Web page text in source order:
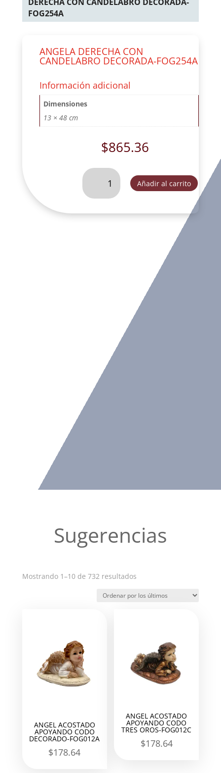
FOG254A
ANGELA DERECHA CON
CANDELABRO DECORADA-FOG254A
Información adicional
Dimensiones
13 × 48 cm
$865.36
ANGELA
DERECHA
CON
DECORADA-
Añadir al carrito
Sugerencias
Mostrando 1–10 de 732 resultadosOrdenado
los
ANGEL ACOSTADO
APOYANDO CODO
DECORADO-FOG012A
$178.64
ANGEL ACOSTADO
APOYANDO CODO
TRES OROS-FOG012C
$178.64